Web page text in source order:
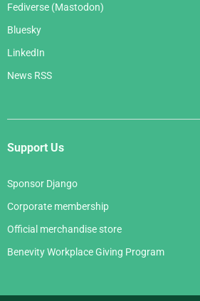
Fediverse (Mastodon)
Bluesky
LinkedIn
News RSS
Support Us
Sponsor Django
Corporate membership
Official merchandise store
Benevity Workplace Giving Program